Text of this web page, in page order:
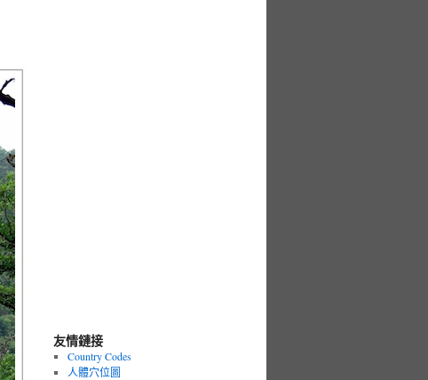
友情鏈接
Country Codes
人體穴位圖